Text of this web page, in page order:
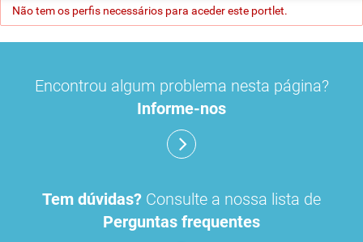
Não tem os perfis necessários para aceder este portlet.
Encontrou algum problema nesta página?
Informe-nos
Tem dúvidas? Consulte a nossa lista de
Perguntas frequentes